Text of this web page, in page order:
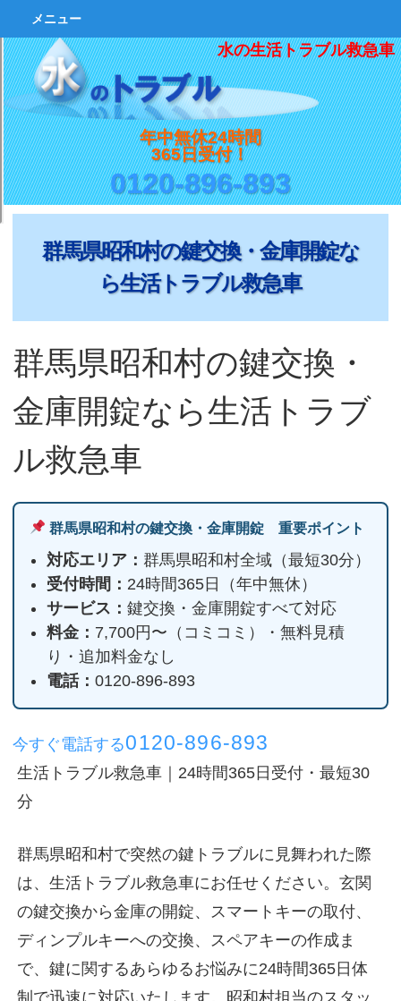
水の生活トラブル救急車
年中無休24時間
365日受付！
0120-896-893
メニュー
群馬県昭和村の鍵交換・金庫開錠な
ら生活トラブル救急車
群馬県昭和村の鍵交換・
金庫開錠なら生活トラブ
ル救急車
群馬県昭和村の鍵交換・金庫開錠 重要ポイント
対応エリア：群馬県昭和村全域（最短30分）
受付時間： 24時間365日（年中無休）
サービス：鍵交換・金庫開錠すべて対応
料金： 7,700円〜（コミコミ）・無料見積
り・追加料金なし
電話：0120-896-893
今すぐ電話する0120-896-893
生活トラブル救急車｜24時間365日受付・最短30
分
群馬県昭和村で突然の鍵トラブルに見舞われた際
は、生活トラブル救急車にお任せください。玄関
の鍵交換から金庫の開錠、スマートキーの取付、
ディンプルキーへの交換、スペアキーの作成ま
で、鍵に関するあらゆるお悩みに24時間365日体
制で迅速に対応いたします。昭和村担当のスタッ